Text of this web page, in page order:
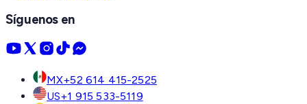
Síguenos en
MX+52 614 415-2525
US+1 915 533-5119